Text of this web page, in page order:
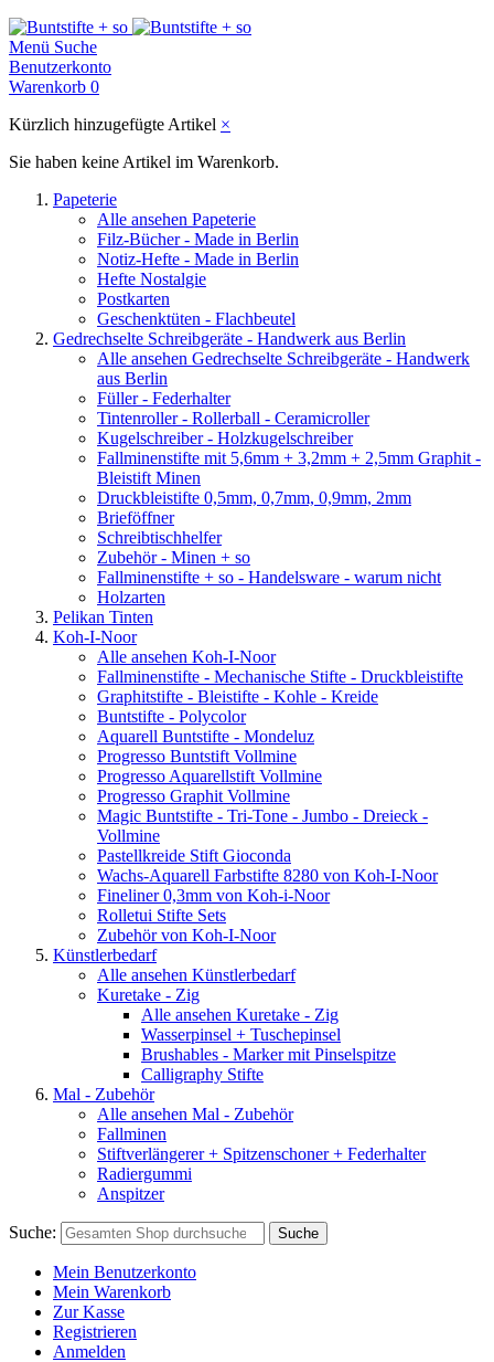
Menü Suche
Benutzerkonto
Warenkorb 0
Kürzlich hinzugefügte Artikel ×
Sie haben keine Artikel im Warenkorb.
Papeterie
Alle ansehen Papeterie
Filz-Bücher - Made in Berlin
Notiz-Hefte - Made in Berlin
Hefte Nostalgie
Postkarten
Geschenktüten - Flachbeutel
Gedrechselte Schreibgeräte - Handwerk aus Berlin
Alle ansehen Gedrechselte Schreibgeräte - Handwerk
aus Berlin
Füller - Federhalter
Tintenroller - Rollerball - Ceramicroller
Kugelschreiber - Holzkugelschreiber
Fallminenstifte mit 5,6mm + 3,2mm + 2,5mm Graphit -
Bleistift Minen
Druckbleistifte 0,5mm, 0,7mm, 0,9mm, 2mm
Brieföffner
Schreibtischhelfer
Zubehör - Minen + so
Fallminenstifte + so - Handelsware - warum nicht
Holzarten
Pelikan Tinten
Koh-I-Noor
Alle ansehen Koh-I-Noor
Fallminenstifte - Mechanische Stifte - Druckbleistifte
Graphitstifte - Bleistifte - Kohle - Kreide
Buntstifte - Polycolor
Aquarell Buntstifte - Mondeluz
Progresso Buntstift Vollmine
Progresso Aquarellstift Vollmine
Progresso Graphit Vollmine
Magic Buntstifte - Tri-Tone - Jumbo - Dreieck -
Vollmine
Pastellkreide Stift Gioconda
Wachs-Aquarell Farbstifte 8280 von Koh-I-Noor
Fineliner 0,3mm von Koh-i-Noor
Rolletui Stifte Sets
Zubehör von Koh-I-Noor
Künstlerbedarf
Alle ansehen Künstlerbedarf
Kuretake - Zig
Alle ansehen Kuretake - Zig
Wasserpinsel + Tuschepinsel
Brushables - Marker mit Pinselspitze
Calligraphy Stifte
Mal - Zubehör
Alle ansehen Mal - Zubehör
Fallminen
Stiftverlängerer + Spitzenschoner + Federhalter
Radiergummi
Anspitzer
Suche: Suche
Mein Benutzerkonto
Mein Warenkorb
Zur Kasse
Registrieren
Anmelden